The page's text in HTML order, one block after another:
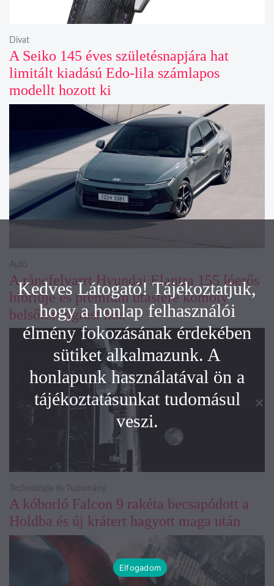
A Seiko 145 éves születésnapjára hat
limitált kiadású Edo-lila számlapos
modellt hozott ki
Divat
A ráncfelvarrt Hyundai Elantra 155 lóerős
hibridje és prémium utastere komoly
belsőtéri ugrást hoz
Autó
A kóborló Falcon 9 rakéta becsapódott a
Holdba és új krátert hagyott maga után
Technológia és Tudomány
Kedves Látogató! Tájékoztatjuk,
hogy a honlap felhasználói
élmény fokozásának érdekében
sütiket alkalmazunk. A
honlapunk használatával ön a
tájékoztatásunkat tudomásul
veszi.
Elfogadom